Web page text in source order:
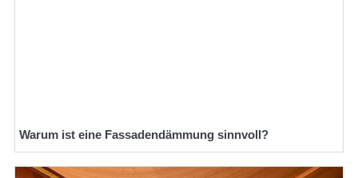
Warum ist eine Fassadendämmung sinnvoll?